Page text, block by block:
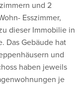
und 2
Esszimmer,
dieser Immobilie in
Das Gebäude hat
und
haben jeweils
je